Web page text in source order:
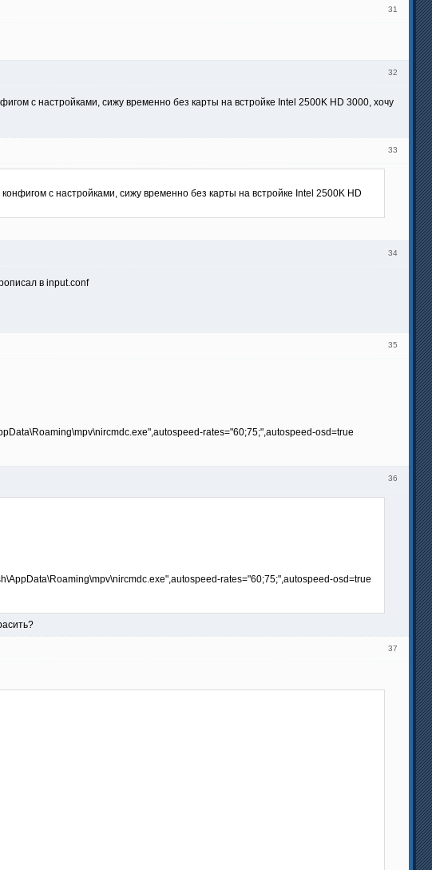
31
32
с настройками, сижу временно без карты на встройке Intel 2500K HD 3000, хочу
33
с настройками, сижу временно без карты на встройке Intel 2500K HD
34
в input.conf
35
rates="60;75;",autospeed-osd=true
36
rates="60;75;",autospeed-osd=true
37